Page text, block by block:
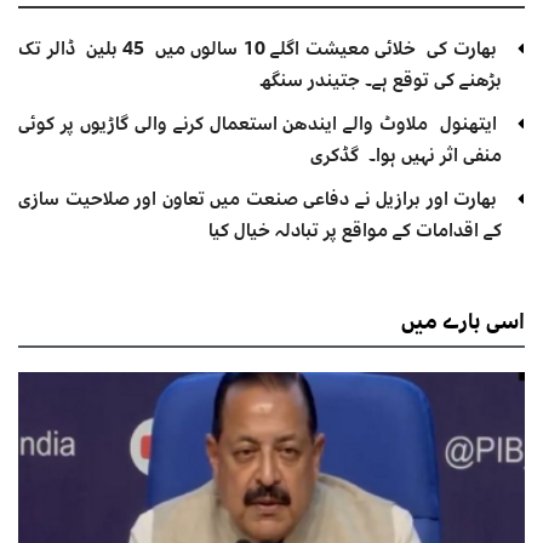
بھارت کی خلائی معیشت اگلے 10 سالوں میں 45 بلین ڈالر تک
بڑھنے کی توقع ہے۔ جتیندر سنگھ
ایتھنول ملاوٹ والے ایندھن استعمال کرنے والی گاڑیوں پر کوئی
منفی اثر نہیں ہوا۔ گڈکری
بھارت اور برازیل نے دفاعی صنعت میں تعاون اور صلاحیت سازی
کے اقدامات کے مواقع پر تبادلہ خیال کیا
اسیبارے میں